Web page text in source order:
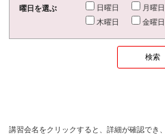
曜日を選ぶ 日曜日 月曜日
木曜日
金曜日
講習会名をクリックすると、詳細が確認でき